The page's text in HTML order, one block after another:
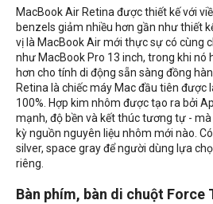
MacBook Air Retina được thiết kế với
benzels giảm nhiều hơn gần như thiết
vị là MacBook Air mới thực sự có cùng
như MacBook Pro 13 inch, trong khi nó
hơn cho tính di động sẵn sàng đồng
Retina là chiếc máy Mac đầu tiên được
100%. Hợp kim nhôm được tạo ra bởi
mạnh, độ bền và kết thúc tương tự -
kỳ nguồn nguyên liệu nhôm mới nào.
silver, space gray để người dùng lựa
riêng.
Bàn phím, bàn di chuột Force